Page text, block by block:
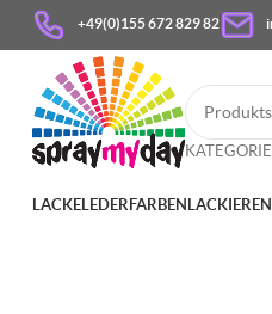
+49(0)155 672 829 82
LACKELEDERFARBENLACKIEREN